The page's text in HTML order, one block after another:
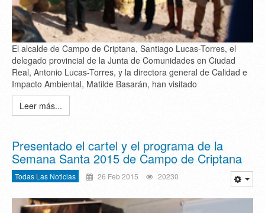
El alcalde de Campo de Criptana, Santiago Lucas-Torres, el
delegado provincial de la Junta de Comunidades en Ciudad
Real, Antonio Lucas-Torres, y la directora general de Calidad e
Impacto Ambiental, Matilde Basarán, han visitado
Leer más...
Presentado el cartel y el programa de la
Semana Santa 2015 de Campo de Criptana
Todas Las Noticias 26 Feb 2015 20230